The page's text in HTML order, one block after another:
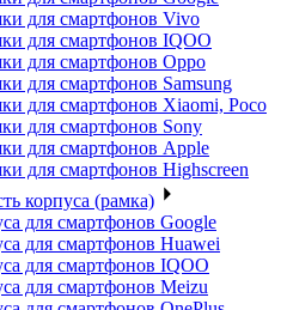
для смартфонов Vivo
для смартфонов IQOO
для смартфонов Oppo
для смартфонов Samsung
для смартфонов Xiaomi, Poco
для смартфонов Sony
для смартфонов Apple
для смартфонов Highscreen
корпуса (рамка)
для смартфонов Google
для смартфонов Huawei
для смартфонов IQOO
для смартфонов Meizu